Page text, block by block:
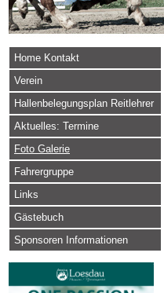
Home Kontakt
Verein
Hallenbelegungsplan Reitlehrer
Aktuelles: Termine
Foto Galerie
Fahrergruppe
Links
Gästebuch
Sponsoren Informationen